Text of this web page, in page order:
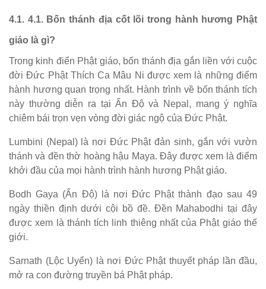
4.1. 4.1. Bốn thánh địa cốt lõi trong hành hương Phật
giáo là gì?
Trong kinh điển Phật giáo, bốn thánh địa gắn liền với cuộc
đời Đức Phật Thích Ca Mâu Ni được xem là những điểm
hành hương quan trọng nhất. Hành trình về bốn thánh tích
này thường diễn ra tại Ấn Độ và Nepal, mang ý nghĩa
chiêm bái trọn vẹn vòng đời giác ngộ của Đức Phật.
Lumbini (Nepal) là nơi Đức Phật đản sinh, gắn với vườn
thánh và đền thờ hoàng hậu Maya. Đây được xem là điểm
khởi đầu của mọi hành trình hành hương Phật giáo.
Bodh Gaya (Ấn Độ) là nơi Đức Phật thành đạo sau 49
ngày thiền định dưới cội bồ đề. Đền Mahabodhi tại đây
được xem là thánh tích linh thiêng nhất của Phật giáo thế
giới.
Sarnath (Lộc Uyển) là nơi Đức Phật thuyết pháp lần đầu,
mở ra con đường truyền bá Phật pháp.